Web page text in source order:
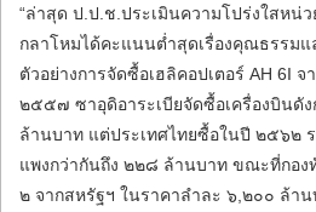
“ล่าสุด ป.ป.ช.ประเมินความโปร่งใสหน่
กลาโหมได้คะแนนต่ำสุดเรื่องคุณธรรม
ตัวอย่างการจัดซื้อเฮลิคอปเตอร์ AH 6I จ
๒๕๕๗ ซาอุดิอาระเบียจัดซื้อเครื่องบินดั
ล้านบาท แต่ประเทศไทยซื้อในปี ๒๕๖๒
แพงกว่ากันถึง ๒๒๘ ล้านบาท ขณะที่กอง
๒ จากสหรัฐฯ ในราคาลำละ ๖,๒๐๐ ล้า